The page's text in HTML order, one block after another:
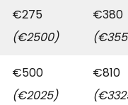
€275
(€2500)
€380
€500
(€2025)
€810